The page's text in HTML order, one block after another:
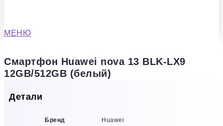
МЕНЮ
Смартфон Huawei nova 13 BLK-LX9
12GB/512GB (белый)
Детали
Бренд Huawei